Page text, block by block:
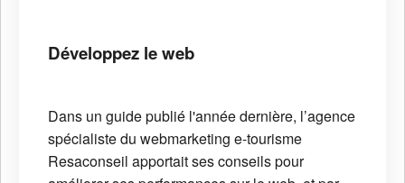
Développez le web
Dans un guide publié l'année dernière, l’agence
spécialiste du webmarketing e-tourisme
Resaconseil apportait ses conseils pour